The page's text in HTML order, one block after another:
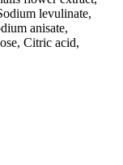
levulinate,
anisate,
Citric acid,